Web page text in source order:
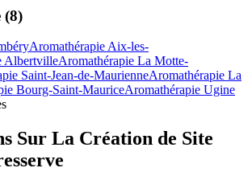
(8)
Aromathérapie Aix-les-
AlbertvilleAromathérapie La Motte-
Saint-Jean-de-MaurienneAromathérapie La
Bourg-Saint-MauriceAromathérapie Ugine
Sur La Création de Site